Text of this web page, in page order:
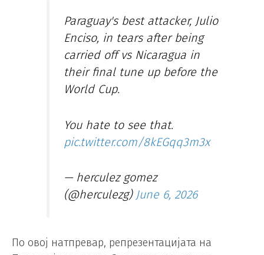
Paraguay's best attacker, Julio
Enciso, in tears after being
carried off vs Nicaragua in
their final tune up before the
World Cup.
You hate to see that.
pic.twitter.com/8kEGqq3m3x
— herculez gomez
(@herculezg) June 6, 2026
По овој натпревар, репрезентацијата на